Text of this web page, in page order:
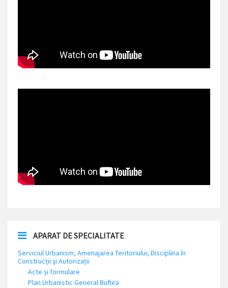
APARAT DE SPECIALITATE
Serviciul Urbanism, Amenajarea Teritoriului, Disciplina în
Construcții și Autorizații
Acte și formulare
Plan Urbanistic General Buftea